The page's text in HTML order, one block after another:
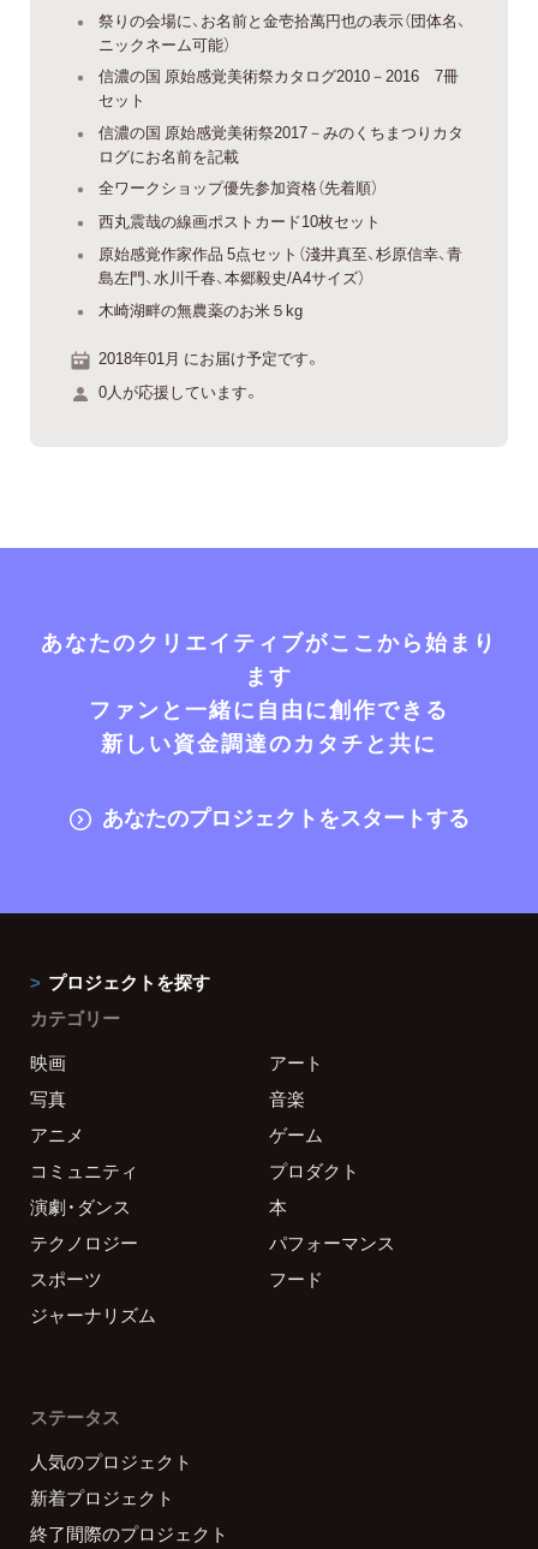
祭りの会場に、お名前と金壱拾萬円也の表示（団体名、
ニックネーム可能）
信濃の国 原始感覚美術祭カタログ2010－2016 7冊
セット
信濃の国 原始感覚美術祭2017－みのくちまつりカタ
ログにお名前を記載
全ワークショップ優先参加資格（先着順）
西丸震哉の線画ポストカード10枚セット
原始感覚作家作品 5点セット（淺井真至、杉原信幸、青
島左門、水川千春、本郷毅史/A4サイズ）
木崎湖畔の無農薬のお米５kg
2018年01月 にお届け予定です。
0人が応援しています。
あなたのクリエイティブがここから始まり
ます
ファンと一緒に自由に創作できる
新しい資金調達のカタチと共に
あなたのプロジェクトをスタートする
プロジェクトを探す
カテゴリー
映画
アート
写真
音楽
アニメ
ゲーム
コミュニティ
プロダクト
演劇・ダンス
本
テクノロジー
パフォーマンス
スポーツ
フード
ジャーナリズム
ステータス
人気のプロジェクト
新着プロジェクト
終了間際のプロジェクト